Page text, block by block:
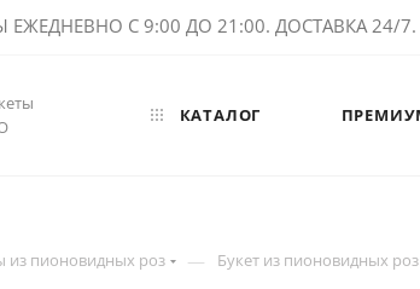
С 9:00 ДО 21:00. ДОСТАВКА 24/7.
КАТАЛОГ
из пионовидных роз — Букет из пионовидных